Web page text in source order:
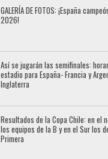
GALERÍA DE FOTOS: ¡España
2026!
Así se jugarán las semifinales:
estadio para España- Francia y
Inglaterra
Resultados de la Copa Chile: en el
los equipos de la B y en el Sur los
Primera